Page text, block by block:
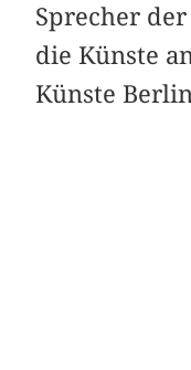
Sprecher
die Künste
Künste